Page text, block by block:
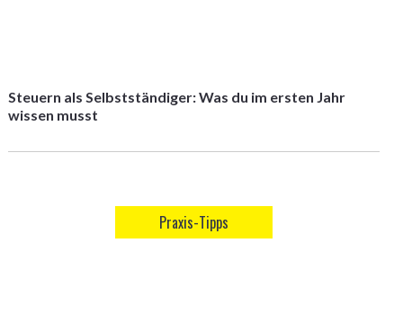
Steuern als Selbstständiger: Was du im ersten Jahr
wissen musst
Praxis-Tipps